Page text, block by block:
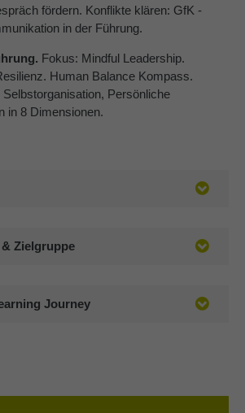
fördern. Konflikte klären: GfK -
in der Führung.
Fokus: Mindful Leadership.
Human Balance Kompass.
Persönliche
in 8 Dimensionen.
Zielgruppe
Journey